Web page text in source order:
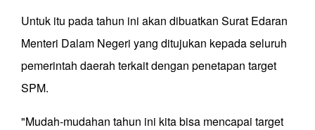
Untuk itu pada tahun ini akan dibuatkan Surat Edaran
Menteri Dalam Negeri yang ditujukan kepada seluruh
pemerintah daerah terkait dengan penetapan target
SPM.
"Mudah-mudahan tahun ini kita bisa mencapai target